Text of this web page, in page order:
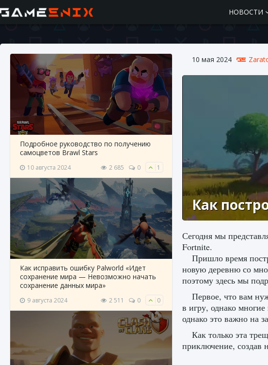
НОВОСТИ
Подробное руководство по получению
самоцветов Brawl Stars
10 августа 2024 2 685 0 1
Как исправить ошибку Palworld «Идет
сохранение мира — Невозможно начать
сохранение данных мира»
9 августа 2024 2 511 0 0
10 мая 2024
Как
Сегодня мы
Fortnite.
Пришло время
новую деревню со
поэтому здесь мы
Первое, что вам
в игру, однако
однако это важно на
Как только эта
приключение,